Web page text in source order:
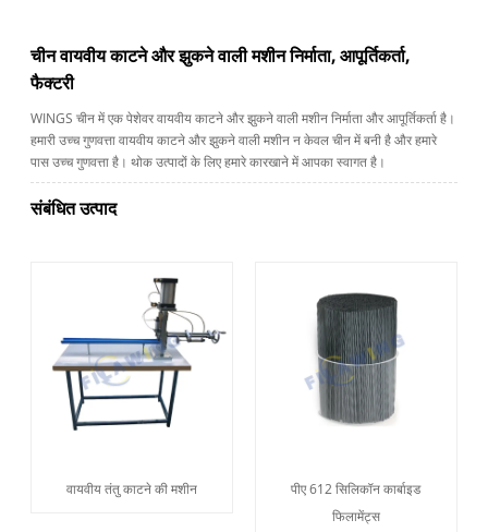
चीन वायवीय काटने और झुकने वाली मशीन निर्माता, आपूर्तिकर्ता,
फैक्टरी
WINGS चीन में एक पेशेवर वायवीय काटने और झुकने वाली मशीन निर्माता और आपूर्तिकर्ता है।
हमारी उच्च गुणवत्ता वायवीय काटने और झुकने वाली मशीन न केवल चीन में बनी है और हमारे
पास उच्च गुणवत्ता है। थोक उत्पादों के लिए हमारे कारखाने में आपका स्वागत है।
संबंधित उत्पाद
वायवीय तंतु काटने की मशीन
पीए 612 सिलिकॉन कार्बाइड
फिलामेंट्स